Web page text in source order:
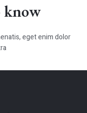
know
eget enim dolor